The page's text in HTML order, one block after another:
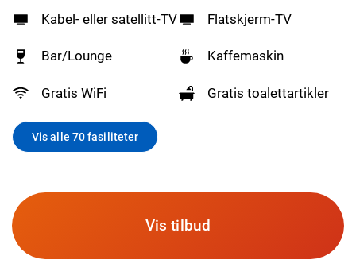
Kabel- eller satellitt-TV Flatskjerm-TV
Bar/Lounge Kaffemaskin
Gratis WiFi Gratis toalettartikler
Vis alle 70 fasiliteter
Vis tilbud